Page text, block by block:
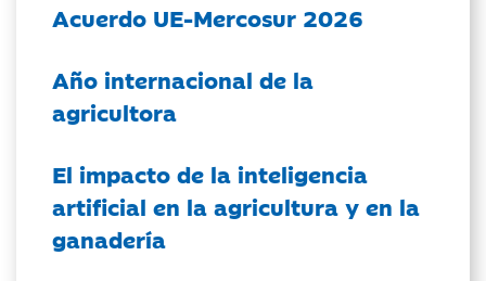
Acuerdo UE-Mercosur 2026
Año internacional de la
agricultora
El impacto de la inteligencia
artificial en la agricultura y en la
ganadería